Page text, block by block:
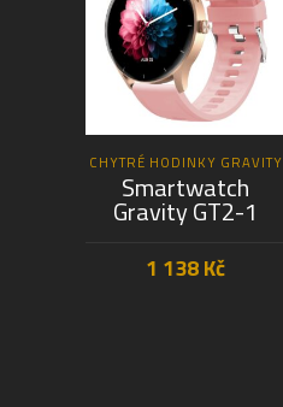
CHYTRÉ HODINKY GRAVITY
Smartwatch
Gravity GT2-1
1 138Kč